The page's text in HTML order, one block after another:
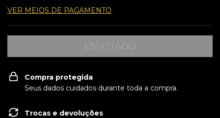
VER MEIOS DE PAGAMENTO
Compra protegida
Seus dados cuidados durante toda a compra.
Trocas e devoluções